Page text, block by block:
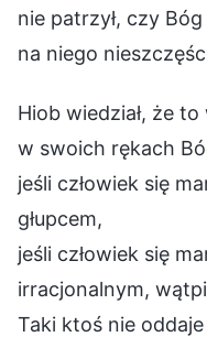
nie patrzył, czy
na niego
Hiob wiedział, że
w swoich rękach
jeśli człowiek się
głupcem,
jeśli człowiek się
irracjonalnym,
Taki ktoś nie